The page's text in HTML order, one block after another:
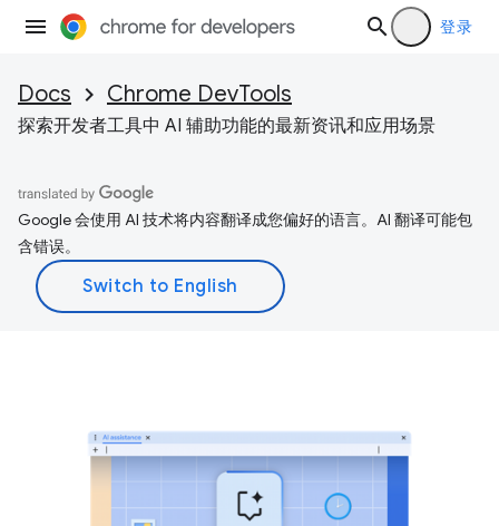
登录
Docs Chrome DevTools
探索开发者工具中 AI 辅助功能的最新资讯和应用场景
Google 会使用 AI 技术将内容翻译成您偏好的语言。AI 翻译可能包
含错误。